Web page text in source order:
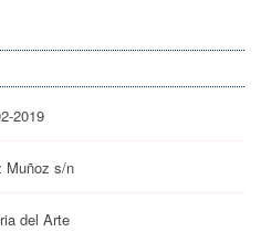
2019
Muñoz s/n
del Arte